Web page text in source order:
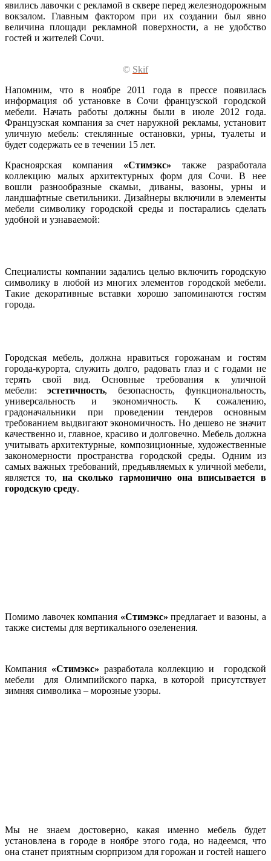
явились лавочки с рекламой в сквере перед железнодорожным
вокзалом. Главным фактором при их создании был явно
величина площади рекламной поверхности, а не удобство
гостей и жителей Сочи.
© Skif
Напомним, что в ноябре 2011 года в прессе появилась
информация об установке в Сочи французской городской
мебели. Начать работы должны были в июле 2012 года.
Французская компания за счет наружной рекламы, установит
уличную мебель: стеклянные остановки, урны, туалеты и
будет содержать ее в течении 15 лет.
Красноярская компания «Стимэкс» также разработала
коллекцию малых архитектурных форм для Сочи. В нее
вошли разнообразные скамьи, диваны, вазоны, урны и
ландшафтные светильники. Дизайнеры включили в элементы
мебели символику городской среды и постарались сделать
удобной и узнаваемой:
Специалисты компании задались целью включить городскую
символику в любой из многих элементов городской мебели.
Такие декоративные вставки хорошо запоминаются гостям
города.
Городская мебель, должна нравиться горожанам и гостям
города-курорта, служить долго, радовать глаз и с годами не
терять свой вид. Основные требования к уличной
мебели:эстетичность, безопасность, функциональность,
универсальность и экономичность. К сожалению,
градоначальники при проведении тендеров основным
требованием выдвигают экономичность. Но дешево не значит
качественно и, главное, красиво и долговечно. Мебель должна
учитывать архитектурные, композиционные, художественные
закономерности пространства городской среды. Одним из
самых важных требований, предъявляемых к уличной мебели,
является то,на сколько гармонично она вписывается в
городскую среду.
Помимо лавочек компания «Стимэкс» предлагает и вазоны, а
также системы для вертикального озеленения.
Компания «Стимэкс» разработала коллекцию и городской
мебели для Олимпийского парка, в которой присутствует
зимняя символика – морозные узоры.
Мы не знаем достоверно, какая именно мебель будет
установлена в городе в ноябре этого года, но надеемся, что
она станет приятным сюрпризом для горожан и гостей нашего